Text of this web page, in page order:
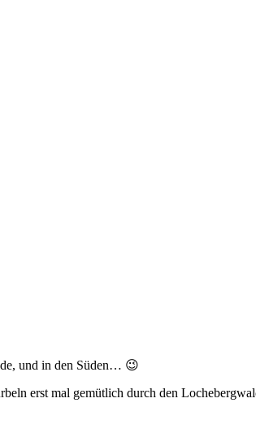
und in den Süden… 😉
erst mal gemütlich durch den